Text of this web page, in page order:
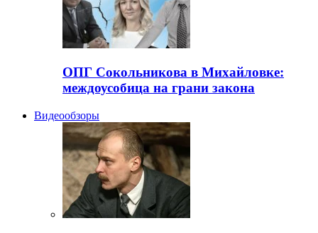
ОПГ Сокольникова в Михайловке:
междоусобица на грани закона
Видеообзоры